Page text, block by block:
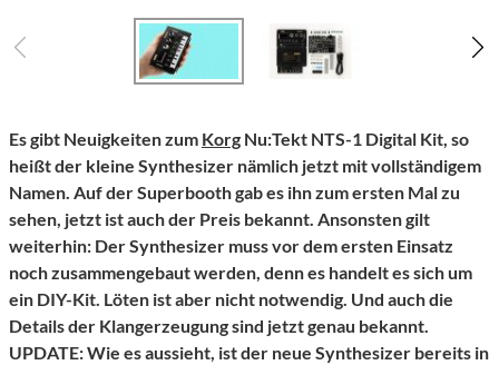
Es gibt Neuigkeiten zum Korg Nu:Tekt NTS-1 Digital Kit, so
heißt der kleine Synthesizer nämlich jetzt mit vollständigem
Namen. Auf der Superbooth gab es ihn zum ersten Mal zu
sehen, jetzt ist auch der Preis bekannt. Ansonsten gilt
weiterhin: Der Synthesizer muss vor dem ersten Einsatz
noch zusammengebaut werden, denn es handelt es sich um
ein DIY-Kit. Löten ist aber nicht notwendig. Und auch die
Details der Klangerzeugung sind jetzt genau bekannt.
UPDATE: Wie es aussieht, ist der neue Synthesizer bereits in